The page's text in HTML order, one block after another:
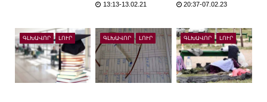
13:13-13.02.21 20:37-07.02.23
ԳԼԽԱՎՈՐ ԼՈՒՐ ԳԼԽԱՎՈՐ ԼՈՒՐ ԳԼԽԱՎՈՐ ԼՈՒՐ